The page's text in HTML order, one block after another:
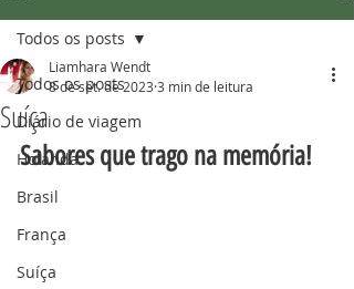
Todos os posts
Diário de viagem
Holanda
Brasil
França
Suíça
Todos os posts
Suíça
Liamhara Wendt
8 de set. de 2023 3 min de leitura
Sabores que trago na memória!